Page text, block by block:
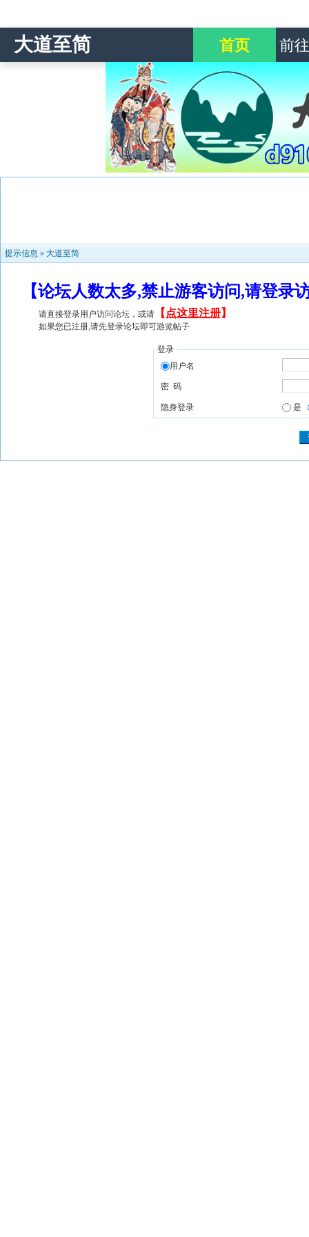
大道至简 首页 前
提示信息 » 大道至简
【论坛人数太多,禁止游客访问,请登
请直接登录用户访问论坛，或请 【 点这里注册】
如果您已注册,请先登录论坛即可游览帖子
登录
用户名
密 码
隐身登录 是